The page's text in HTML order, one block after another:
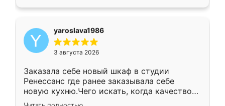
yaroslava1986
3 августа 2026
Заказала себе новый шкаф в студии
Ренессанс где ранее заказывала себе
новую кухню.Чего искать, когда качеством
вполне довольна. Служит кухня уже почти